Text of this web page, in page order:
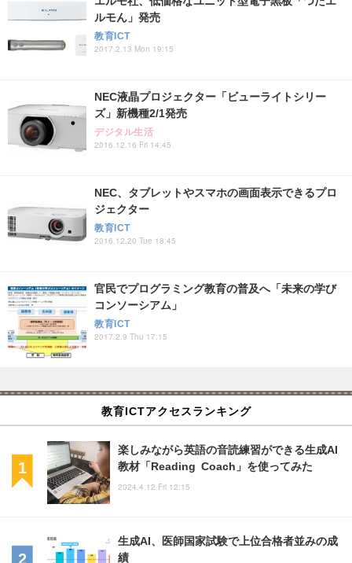
ルモん」発売
教育ICT
2017.2.13 Mon 19:15
NEC液晶プロジェクター「ビューライトシリー
ズ」新機種2/1発売
デジタル生活
2016.12.16 Fri 14:45
NEC、タブレットやスマホの画面表示できるプロ
ジェクター
教育ICT
2016.12.20 Tue 18:45
官民でプログラミング教育の普及へ「未来の学び
コンソーシアム」
教育ICT
2017.2.9 Thu 17:15
教育ICTアクセスランキング
楽しみながら英語の音読練習ができる生成AI
教材「Reading Coach」を使ってみた
2024.4.12 Fri 12:15
生成AI、医師国家試験で上位合格者並みの成
績